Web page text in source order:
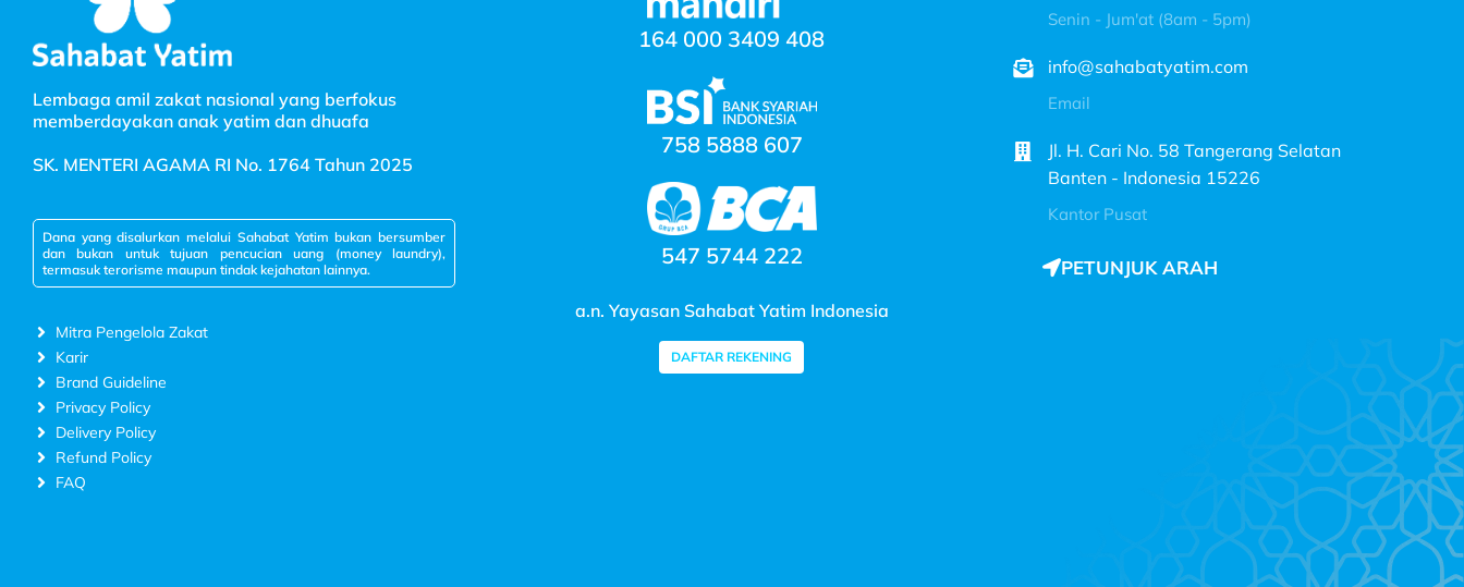
Lembaga amil zakat nasional yang berfokus
memberdayakan anak yatim dan dhuafa
SK. MENTERI AGAMA RI No. 1764 Tahun 2025
Dana yang disalurkan melalui Sahabat Yatim bukan bersumber
dan bukan untuk tujuan pencucian uang (money laundry),
termasuk terorisme maupun tindak kejahatan lainnya.
Mitra Pengelola Zakat
Karir
Brand Guideline
Privacy Policy
Delivery Policy
Refund Policy
FAQ
164 000 3409 408
758 5888 607
547 5744 222
a.n. Yayasan Sahabat Yatim Indonesia
DAFTAR REKENING
Senin - Jum'at (8am - 5pm)
info@sahabatyatim.com
Email
Jl. H. Cari No. 58 Tangerang Selatan
Banten - Indonesia 15226
Kantor Pusat
PETUNJUK ARAH